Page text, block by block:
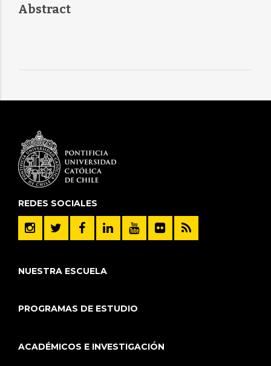
Abstract
REDES SOCIALES
NUESTRA ESCUELA
PROGRAMAS DE ESTUDIO
ACADÉMICOS E INVESTIGACIÓN